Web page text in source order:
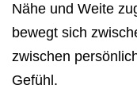
Nähe und Weite
bewegt sich
zwischen
Gefühl.